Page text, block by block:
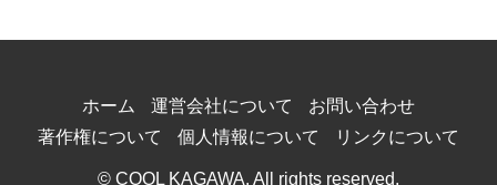
ホーム 運営会社について
お問い合わせ
著作権について
個人情報について リンクについて
© COOL KAGAWA. All rights reserved.